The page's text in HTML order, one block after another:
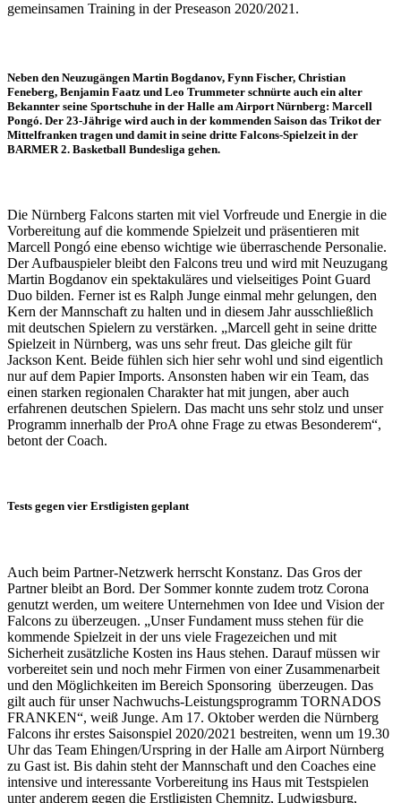
gemeinsamen Training in der Preseason 2020/2021.
Neben den Neuzugängen Martin Bogdanov, Fynn Fischer, Christian
Feneberg, Benjamin Faatz und Leo Trummeter schnürte auch ein alter
Bekannter seine Sportschuhe in der Halle am Airport Nürnberg: Marcell
Pongó. Der 23-Jährige wird auch in der kommenden Saison das Trikot der
Mittelfranken tragen und damit in seine dritte Falcons-Spielzeit in der
BARMER 2. Basketball Bundesliga gehen.
Die Nürnberg Falcons starten mit viel Vorfreude und Energie in die
Vorbereitung auf die kommende Spielzeit und präsentieren mit
Marcell Pongó eine ebenso wichtige wie überraschende Personalie.
Der Aufbauspieler bleibt den Falcons treu und wird mit Neuzugang
Martin Bogdanov ein spektakuläres und vielseitiges Point Guard
Duo bilden. Ferner ist es Ralph Junge einmal mehr gelungen, den
Kern der Mannschaft zu halten und in diesem Jahr ausschließlich
mit deutschen Spielern zu verstärken. „Marcell geht in seine dritte
Spielzeit in Nürnberg, was uns sehr freut. Das gleiche gilt für
Jackson Kent. Beide fühlen sich hier sehr wohl und sind eigentlich
nur auf dem Papier Imports. Ansonsten haben wir ein Team, das
einen starken regionalen Charakter hat mit jungen, aber auch
erfahrenen deutschen Spielern. Das macht uns sehr stolz und unser
Programm innerhalb der ProA ohne Frage zu etwas Besonderem“,
betont der Coach.
Tests gegen vier Erstligisten geplant
Auch beim Partner-Netzwerk herrscht Konstanz. Das Gros der
Partner bleibt an Bord. Der Sommer konnte zudem trotz Corona
genutzt werden, um weitere Unternehmen von Idee und Vision der
Falcons zu überzeugen. „Unser Fundament muss stehen für die
kommende Spielzeit in der uns viele Fragezeichen und mit
Sicherheit zusätzliche Kosten ins Haus stehen. Darauf müssen wir
vorbereitet sein und noch mehr Firmen von einer Zusammenarbeit
und den Möglichkeiten im Bereich Sponsoring überzeugen. Das
gilt auch für unser Nachwuchs-Leistungsprogramm TORNADOS
FRANKEN“, weiß Junge. Am 17. Oktober werden die Nürnberg
Falcons ihr erstes Saisonspiel 2020/2021 bestreiten, wenn um 19.30
Uhr das Team Ehingen/Urspring in der Halle am Airport Nürnberg
zu Gast ist. Bis dahin steht der Mannschaft und den Coaches eine
intensive und interessante Vorbereitung ins Haus mit Testspielen
unter anderem gegen die Erstligisten Chemnitz, Ludwigsburg,